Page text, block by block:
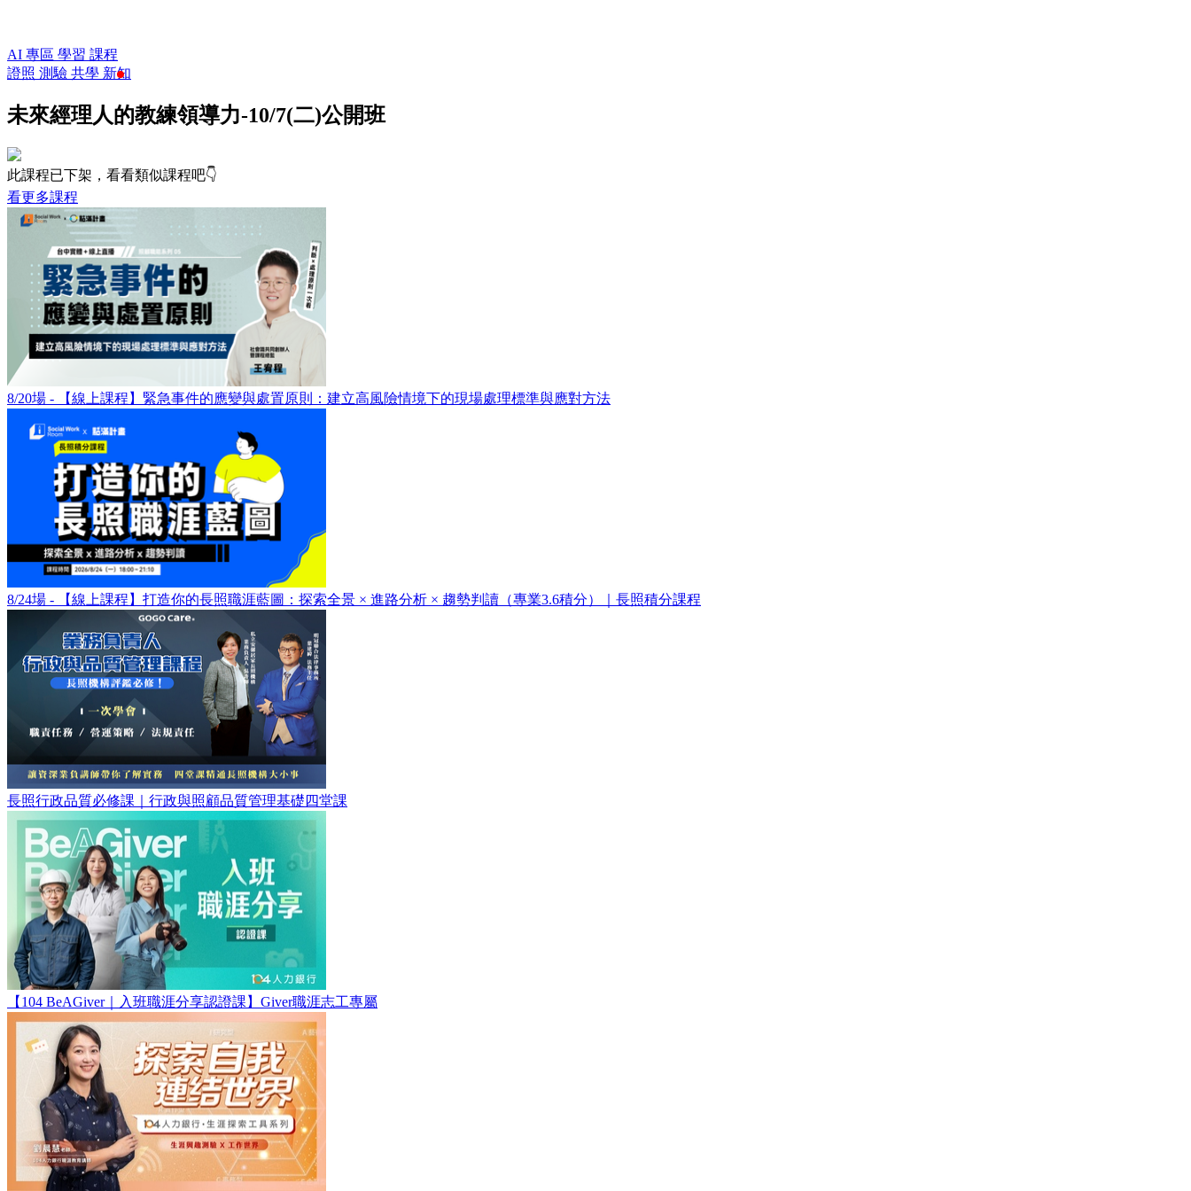
AI 專區 學習 課程
證照 測驗 共學 新知
未來經理人的教練領導力-10/7(二)公開班
此課程已下架，看看類似課程吧👇
看更多課程
8/20場 - 【線上課程】緊急事件的應變與處置原則：建立高風險情境下的現場處理標準與應對方法
8/24場 - 【線上課程】打造你的長照職涯藍圖：探索全景 × 進路分析 × 趨勢判讀（專業3.6積分）｜長照積分課程
長照行政品質必修課｜行政與照顧品質管理基礎四堂課
【104 BeAGiver｜入班職涯分享認證課】Giver職涯志工專屬